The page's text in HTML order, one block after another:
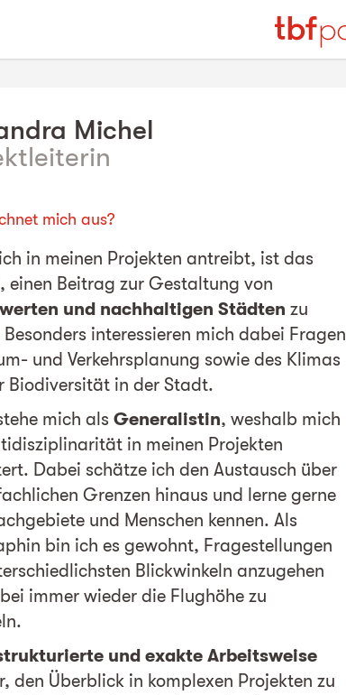
Michel
mich aus?
in meinen Projekten antreibt, ist das
einen Beitrag zur Gestaltung von
und nachhaltigen Städten zu
Besonders interessieren mich dabei Fragen
und Verkehrsplanung sowie des Klimas
Biodiversität in der Stadt.
mich als Generalistin, weshalb mich
in meinen Projekten
Dabei schätze ich den Austausch über
Grenzen hinaus und lerne gerne
und Menschen kennen. Als
bin ich es gewohnt, Fragestellungen
Blickwinkeln anzugehen
immer wieder die Flughöhe zu
und exakte Arbeitsweise
den Überblick in komplexen Projekten zu